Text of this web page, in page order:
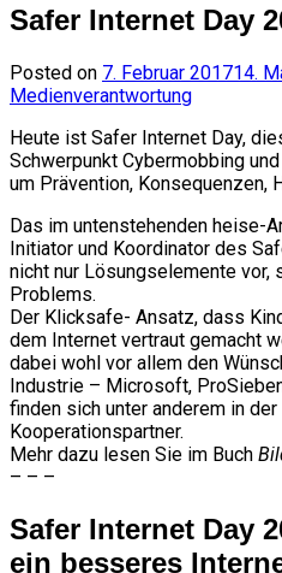
Safer Internet Day
Posted on 7. Februar 201714.
Medienverantwortung
Heute ist Safer Internet Day,
Schwerpunkt Cybermobbing
um Prävention, Konsequenzen,
Das im untenstehenden heise-
Initiator und Koordinator des
nicht nur Lösungselemente vor,
Problems.
Der Klicksafe- Ansatz, dass
dem Internet vertraut gemacht
dabei wohl vor allem den
Industrie – Microsoft,
finden sich unter anderem in
Kooperationspartner.
Mehr dazu lesen Sie im Buch
– – –
Safer Internet Day
ein besseres